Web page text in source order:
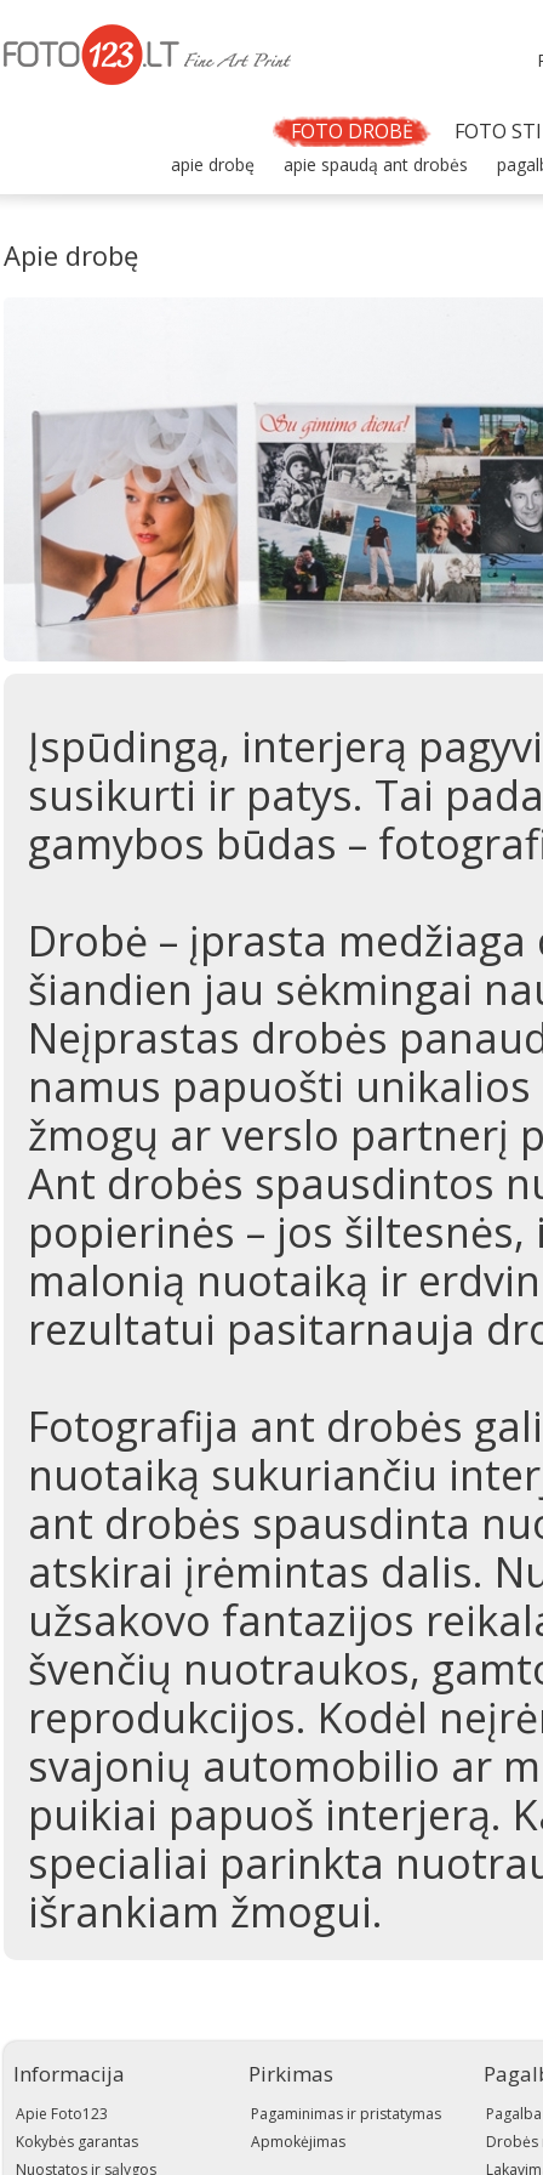
FOTO DROBĖ FOTO
apie drobę apie spaudą ant drobės
Apie drobę
Įspūdingą, interjerą
susikurti ir patys. Tai
gamybos būdas –
Drobė – įprasta
šiandien jau sėkmingai
Neįprastas drobės
namus papuošti
žmogų ar verslo partnerį
Ant drobės spausdintos
popierinės – jos
malonią nuotaiką ir
rezultatui pasitarnauja
Fotografija ant drobės
nuotaiką sukuriančiu
ant drobės spausdinta
atskirai įrėmintas dalis.
užsakovo fantazijos
švenčių nuotraukos,
reprodukcijos. Kodėl
svajonių automobilio ar
puikiai papuoš interjerą.
specialiai parinkta
išrankiam žmogui.
Informacija
Apie Foto123
Kokybės garantas
Nuostatos ir sąlygos
Pirkimas
Pagaminimas ir pristatymas
Apmokėjimas
Pagalba
Drobės